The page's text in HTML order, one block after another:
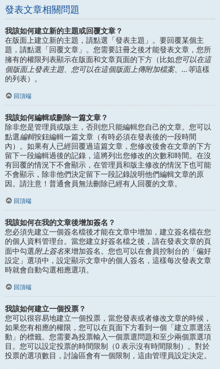
發表文章相關問題
我該如何建立新的主題或回覆文章？
在版面上建立新的主題，請點選「發表主題」。要回覆某個主
題，請點選「回覆文章」。您需要註冊之後才能發表文章，您所
擁有的權限列表顯示在版面和文章頁面的下方（比如您可以在這
個版面上發表主題、您可以在這個版面上傳附加檔案、...等這樣
的列表）。
回頂端
我該如何編輯或刪除一篇文章？
除非您是管理員或版主，否則您只能編輯您自己的文章。您可以
點選編輯按鈕編輯一篇文章（有時必須在發表後的一段時間
內）。如果有人已經回覆過這篇文章，您修改後會在文章的下方
留下一段編輯過後的記錄，這將列出您修改的次數和時間。在沒
有回覆的情況下不會顯示，在管理員和版主修改的情況下也可能
不會顯示，除非他們決定留下一段記錄說明他們編輯文章的原
因。請注意！普通會員無法刪除已經有人回覆的文章。
回頂端
我該如何在我的文章後增加簽名？
您必須先建立一個簽名檔後才能在文章中增加，建立簽名檔在您
的個人資料管理台。當您建立好簽名檔之後，請在發表文章的頁
面中勾選附上簽名來增加簽名。您也可以在會員控制台的「偏好
設定」選項中，設定顯示文章中的個人簽名，這樣每次發表文章
時就會自動勾選相應選項。
回頂端
我該如何建立一個投票？
您可以很容易地建立一個投票，當您發表或者修改文章的時候，
如果您有相應的權限，您可以在頁面下方看到一個「建立票選活
動」的標籤。您需要為投票輸入一個票選問題和至少兩個票選項
目。您可以設定投票的時間限制（0 表示沒有時間限制）。對於
投票的選項數目，討論區會有一個限制，這由管理員設定決定。